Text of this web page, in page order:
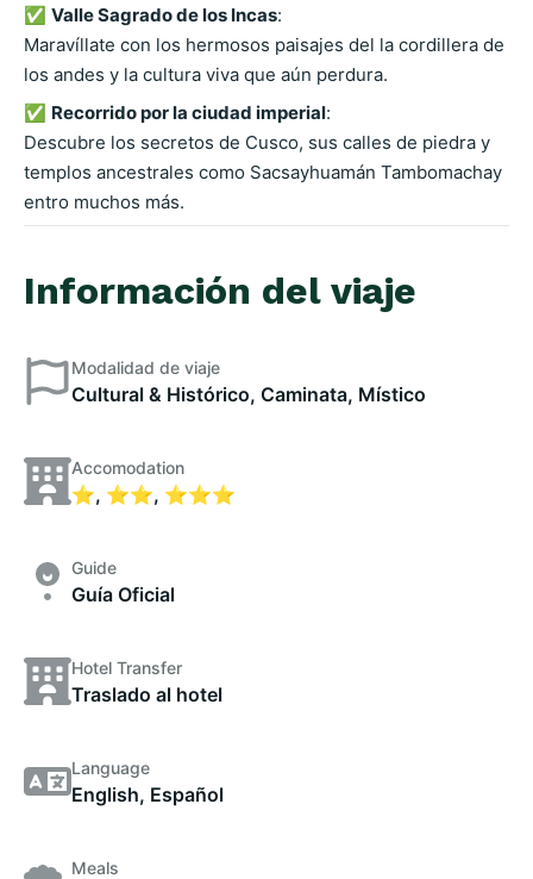
✅ Valle Sagrado de los Incas:
Maravíllate con los hermosos paisajes del la cordillera de
los andes y la cultura viva que aún perdura.
✅ Recorrido por la ciudad imperial:
Descubre los secretos de Cusco, sus calles de piedra y
templos ancestrales como Sacsayhuamán Tambomachay
entro muchos más.
Información del viaje
Modalidad de viaje
Cultural & Histórico, Caminata, Místico
Accomodation
⭐, ⭐⭐, ⭐⭐⭐
Guide
Guía Oficial
Hotel Transfer
Traslado al hotel
Language
English, Español
Meals